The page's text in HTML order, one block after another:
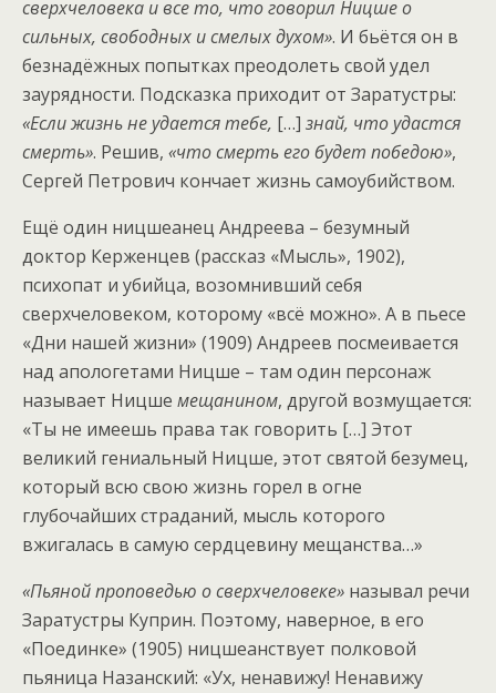
сверхчеловека и все то, что говорил Ницше о
сильных, свободных и смелых духом». И бьётся он в
безнадёжных попытках преодолеть свой удел
заурядности. Подсказка приходит от Заратустры:
«Если жизнь не удается тебе, […] знай, что удастся
смерть». Решив, «что смерть его будет победою»,
Сергей Петрович кончает жизнь самоубийством.
Ещё один ницшеанец Андреева – безумный
доктор Керженцев (рассказ «Мысль», 1902),
психопат и убийца, возомнивший себя
сверхчеловеком, которому «всё можно». А в пьесе
«Дни нашей жизни» (1909) Андреев посмеивается
над апологетами Ницше – там один персонаж
называет Ницше мещанином, другой возмущается:
«Ты не имеешь права так говорить […] Этот
великий гениальный Ницше, этот святой безумец,
который всю свою жизнь горел в огне
глубочайших страданий, мысль которого
вжигалась в самую сердцевину мещанства…»
«Пьяной проповедью о сверхчеловеке» называл речи
Заратустры Куприн. Поэтому, наверное, в его
«Поединке» (1905) ницшеанствует полковой
пьяница Назанский: «Ух, ненавижу! Ненавижу